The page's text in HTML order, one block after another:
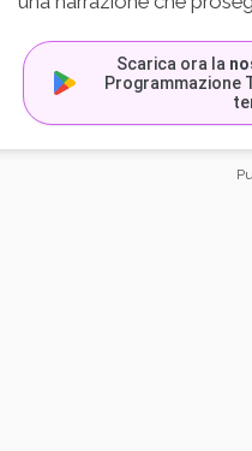
Scarica ora la
Programmazione